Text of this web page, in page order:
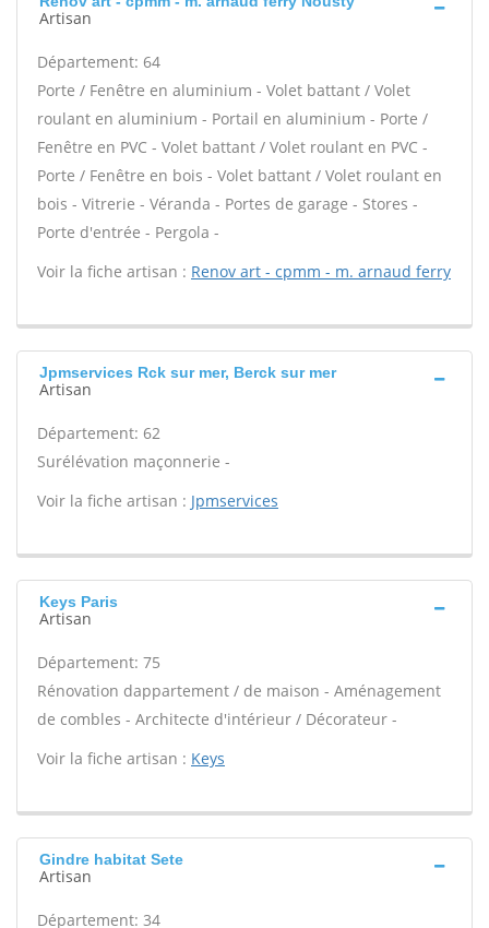
Artisan
Département: 64
Porte / Fenêtre en aluminium - Volet battant / Volet
roulant en aluminium - Portail en aluminium - Porte /
Fenêtre en PVC - Volet battant / Volet roulant en PVC -
Porte / Fenêtre en bois - Volet battant / Volet roulant en
bois - Vitrerie - Véranda - Portes de garage - Stores -
Porte d'entrée - Pergola -
Voir la fiche artisan : Renov art - cpmm - m. arnaud ferry
Jpmservices Rck sur mer, Berck sur mer
Artisan
Département: 62
Surélévation maçonnerie -
Voir la fiche artisan : Jpmservices
Keys Paris
Artisan
Département: 75
Rénovation dappartement / de maison - Aménagement
de combles - Architecte d'intérieur / Décorateur -
Voir la fiche artisan : Keys
Gindre habitat Sete
Artisan
Département: 34